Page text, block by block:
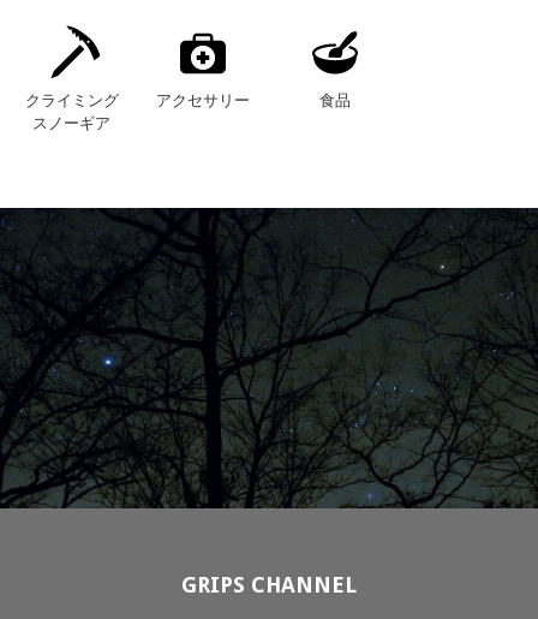
クライミング
スノーギア
アクセサリー 食品
GRIPS CHANNEL